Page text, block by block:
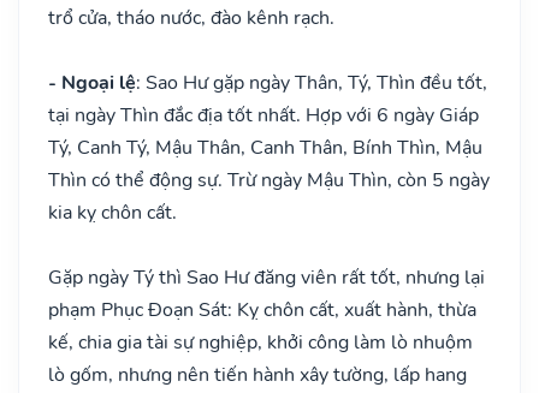
trổ cửa, tháo nước, đào kênh rạch.
- Ngoại lệ: Sao Hư gặp ngày Thân, Tý, Thìn đều tốt,
tại ngày Thìn đắc địa tốt nhất. Hợp với 6 ngày Giáp
Tý, Canh Tý, Mậu Thân, Canh Thân, Bính Thìn, Mậu
Thìn có thể động sự. Trừ ngày Mậu Thìn, còn 5 ngày
kia kỵ chôn cất.
Gặp ngày Tý thì Sao Hư đăng viên rất tốt, nhưng lại
phạm Phục Đoạn Sát: Kỵ chôn cất, xuất hành, thừa
kế, chia gia tài sự nghiệp, khởi công làm lò nhuộm
lò gốm, nhưng nên tiến hành xây tường, lấp hang